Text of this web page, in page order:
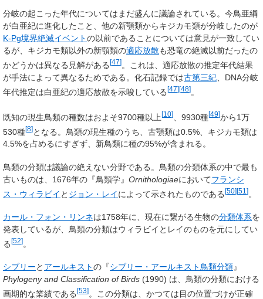
分岐の起こった年代についてはまだ盛んに議論されている。今鳥亜綱
が白亜紀に進化したこと、他の新顎類からキジカモ類が分岐したのが
K-Pg境界絶滅イベントの以前であることについては意見が一致してい
るが、キジカモ類以外の新顎類の適応放散も恐竜の絶滅以前だったの
かどうかは異なる見解がある[47]。これは、適応放散の推定年代結果
が手法によって異なるためである。化石記録では古第三紀 、DNA分岐
年代推定は白亜紀の適応放散を示唆している[47][48]。
既知の現生鳥類の種数はおよそ9700種以上[10] 、9930種[49]から1万
530種[8] となる。鳥類の現生種のうち、古顎類は0.5%、キジカモ類は
4.5%を占めるにすぎず、新鳥類に種の95%が含まれる。
鳥類の分類は議論の絶えない分野である。鳥類の分類体系の中で最も
古いものは、1676年の『鳥類学』 Ornithologiaeにおいてフランシ
ス・ウィラビイ と ジョン・レイによって示されたものである[50][51 ]。
カール・フォン・リンネは1758年に、現在に繋がる生物の分類体系を
発表しているが、鳥類の分類はウィラビイとレイのものを元にしてい
る[52]。
シブリーと アールキストの『シブリー・アールキスト鳥類分類』
Phylogeny and Classification of Birds (1990) は、鳥類の分類における
画期的な業績である [53] 。この分類は、かつては目の位置づけが正確